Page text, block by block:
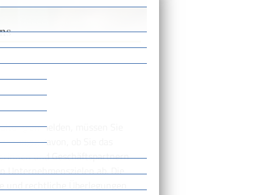
anmelden, müssen Sie
davon, ob Sie das
und Geschäftspartnern
Unternehmenszielen ab. Die